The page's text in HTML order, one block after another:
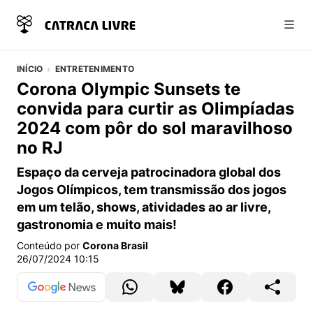
INÍCIO ENTRETENIMENTO
Corona Olympic Sunsets te
convida para curtir as Olimpíadas
2024 com pôr do sol maravilhoso
no RJ
Espaço da cerveja patrocinadora global dos
Jogos Olímpicos, tem transmissão dos jogos
em um telão, shows, atividades ao ar livre,
gastronomia e muito mais!
Conteúdo por Corona Brasil
26/07/2024 10:15